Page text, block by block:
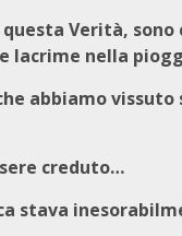
Verità,
lacrime nella
abbiamo
creduto…
stava